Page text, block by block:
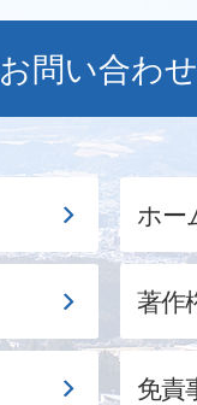
お問い合わせ
ホー
著作
免責